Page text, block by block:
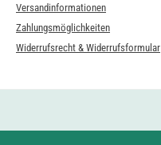
Versandinformationen
Zahlungsmöglichkeiten
Widerrufsrecht & Widerrufsformular